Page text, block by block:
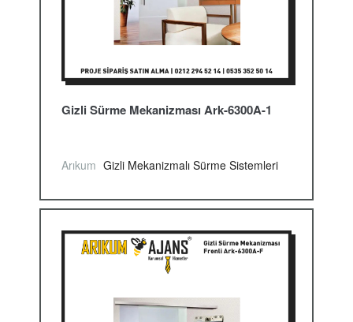
Gizli Sürme Mekanizması Ark-6300A-1
Arıkum Gizli Mekanizmalı Sürme Sistemleri